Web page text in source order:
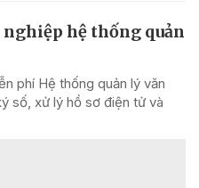
hệ thống quản
phí Hệ thống quản lý văn
số, xử lý hồ sơ điện tử và